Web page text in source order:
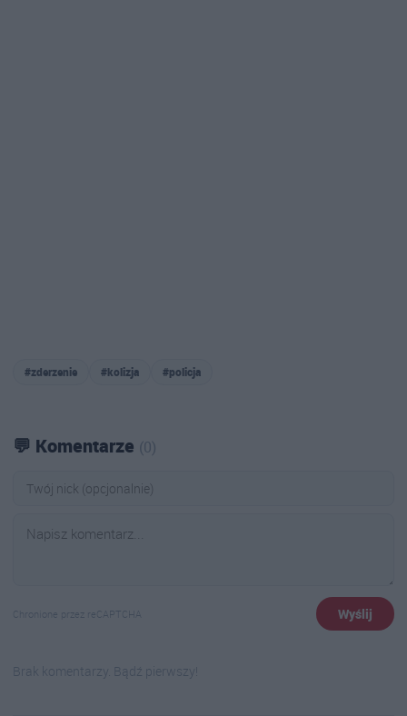
#zderzenie #kolizja #policja
💬 Komentarze (0)
Chronione przez reCAPTCHA Wyślij
Brak komentarzy. Bądź pierwszy!